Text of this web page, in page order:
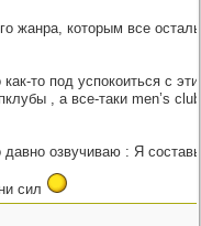
жанра, которым все
то под успокоиться с
, а все-таки men’s
давно озвучиваю : Я
сил